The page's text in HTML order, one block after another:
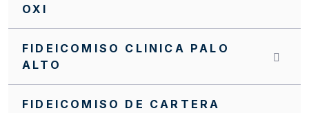
OXI
FIDEICOMISO CLINICA PALO
ALTO
FIDEICOMISO DE CARTERA